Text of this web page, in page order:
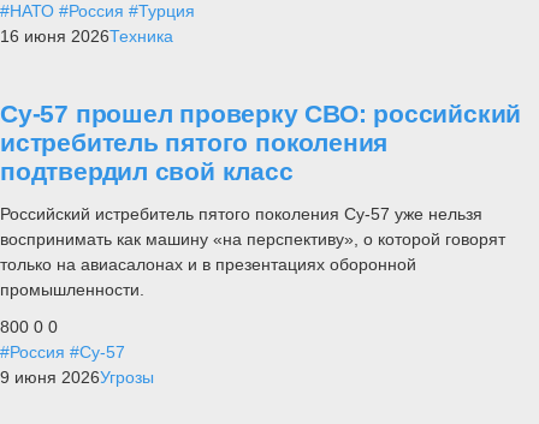
#НАТО #Россия #Турция
16 июня 2026Техника
Су-57 прошел проверку СВО: российский
истребитель пятого поколения
подтвердил свой класс
Российский истребитель пятого поколения Су-57 уже нельзя
воспринимать как машину «на перспективу», о которой говорят
только на авиасалонах и в презентациях оборонной
промышленности.
800 0 0
#Россия #Су-57
9 июня 2026Угрозы